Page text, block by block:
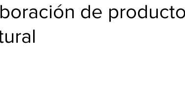
de